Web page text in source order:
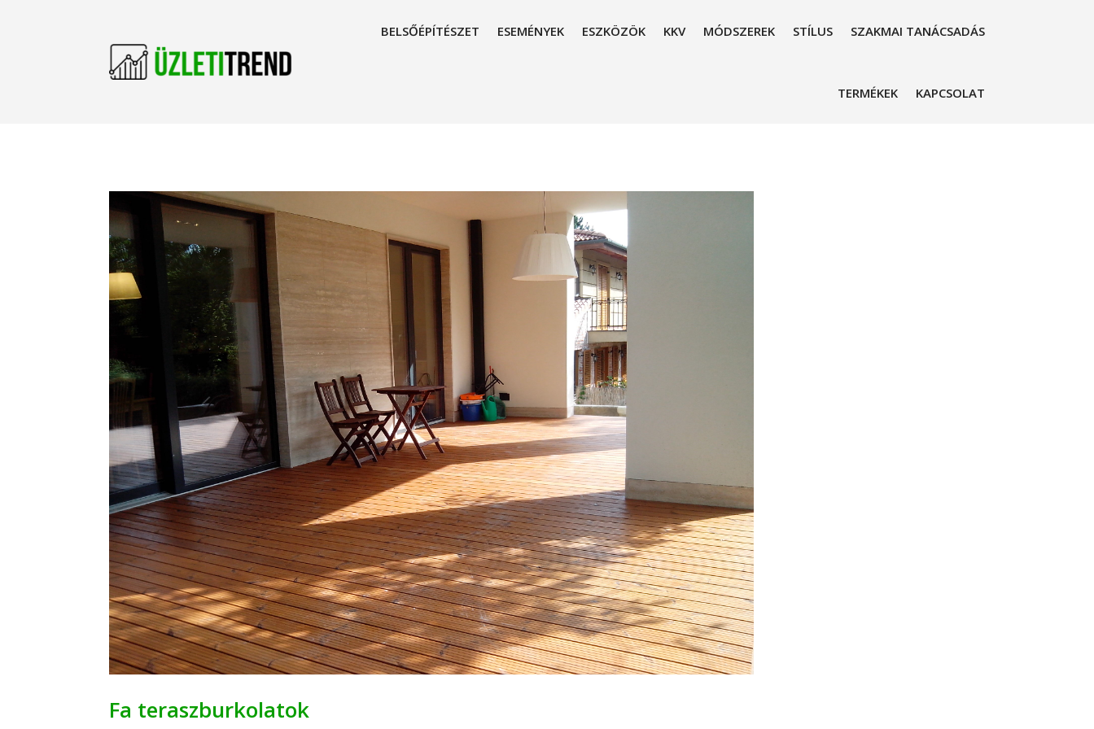
BELSŐÉPÍTÉSZET ESEMÉNYEK ESZKÖZÖK KKV MÓDSZEREK STÍLUS SZAKMAI TANÁCSADÁS
TERMÉKEK KAPCSOLAT
Fa teraszburkolatok